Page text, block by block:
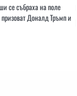
се събраха на поле
Доналд Тръмп и